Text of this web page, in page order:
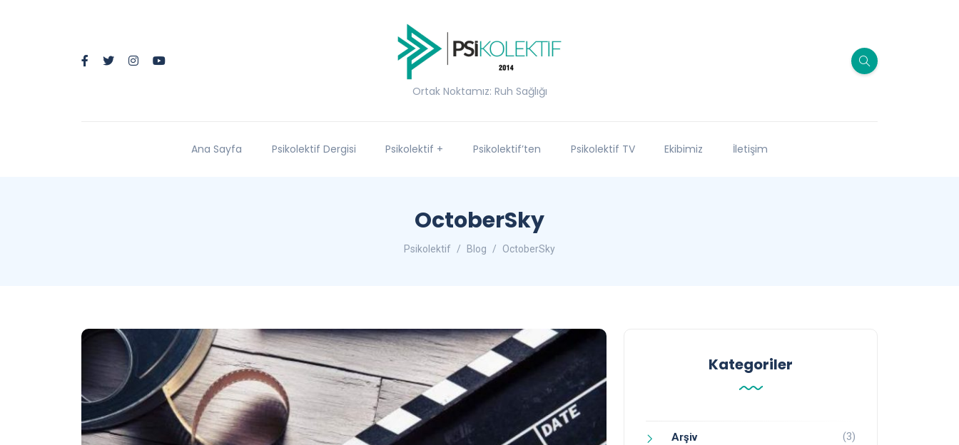
Ortak Noktamız: Ruh Sağlığı
Ana Sayfa Psikolektif Dergisi Psikolektif + Psikolektif’ten Psikolektif TV Ekibimiz İletişim
OctoberSky
Psikolektif Blog OctoberSky
Kategoriler
Arşiv (3)